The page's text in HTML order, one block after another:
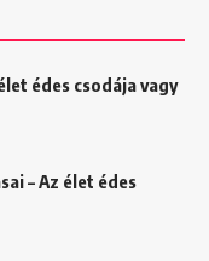
édes csodája vagy
– Az élet édes